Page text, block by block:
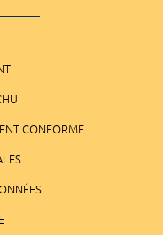
CONFORME